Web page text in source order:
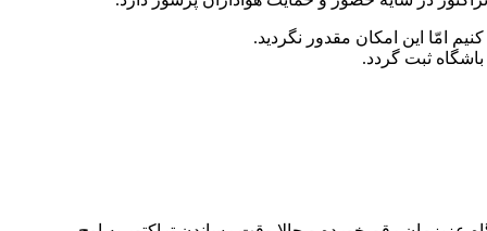
امّا این امکان مقدور نگردید.
ثبت گردد.